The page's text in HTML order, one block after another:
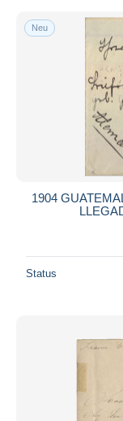
Neu
1904
Status